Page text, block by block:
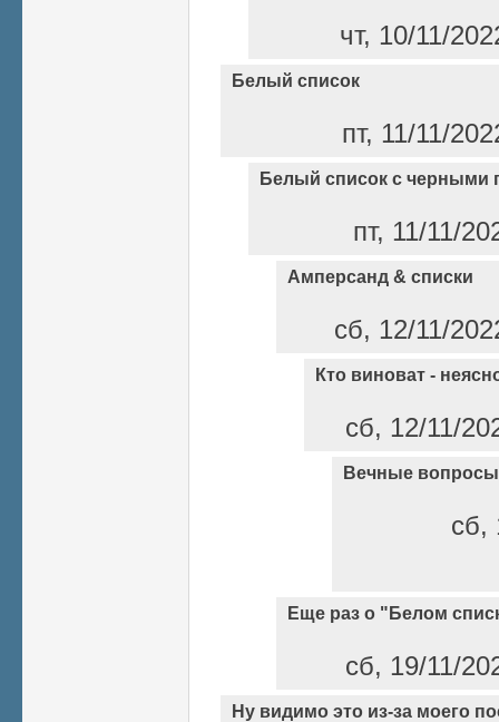
чт, 10/11/
Белый список
пт, 11/11/
Белый список с черными
пт, 11/11/
Амперсанд & списки
сб, 12/11/
Кто виноват -
сб, 12/11/
Вечные вопросы
сб,
Еще раз о "Белом
сб, 19/11/
Ну видимо это из-за моего